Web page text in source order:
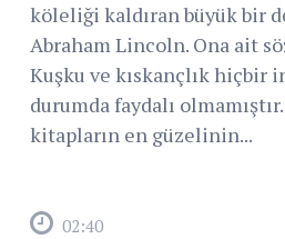
köleliği kaldıran büyük bir
Abraham Lincoln. Ona ait
Kuşku ve kıskançlık hiçbir
durumda faydalı
kitapların en güzelinin...
02:40